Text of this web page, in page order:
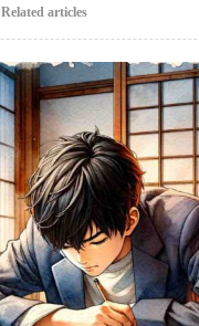
Related articles